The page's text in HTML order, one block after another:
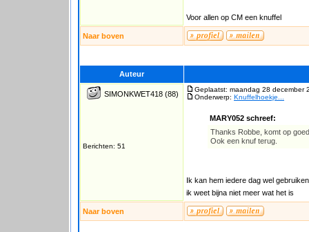
Voor allen op CM een knuffel
Naar boven
Auteur
SIMONKWET418 (88)
Berichten: 51
Geplaatst: maandag 28 december
Onderwerp: Knuffelhoekje...
MARY052 schreef:
Thanks Robbe, komt op
Ook een knuf terug.
Ik kan hem iedere dag wel gebruiken
ik weet bijna niet meer wat het is
Naar boven